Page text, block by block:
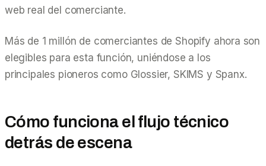
web real del comerciante.
Más de 1 millón de comerciantes de Shopify ahora son
elegibles para esta función, uniéndose a los
principales pioneros como Glossier, SKIMS y Spanx.
Cómo funciona el flujo técnico
detrás de escena